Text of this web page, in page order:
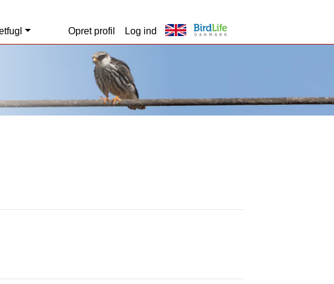
Opret profil Log ind